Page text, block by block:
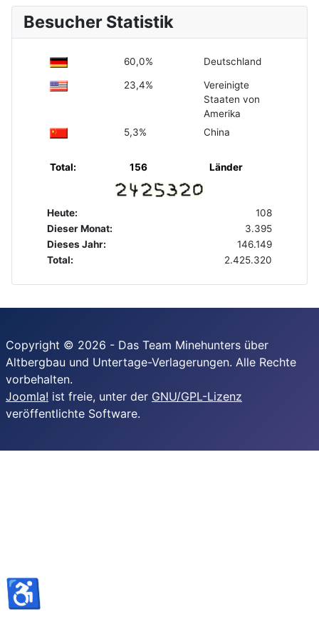
Besucher Statistik
60,0% Deutschland
23,4%
Vereinigte
Staaten von
Amerika
5,3%
China
Total: 156 Länder
Heute:
108
Dieser Monat:
3.395
Dieses Jahr:
146.149
Total:
2.425.320
Copyright © 2026 - Das Team Minehunters über
Altbergbau und Untertage-Verlagerungen. Alle Rechte
vorbehalten.
Joomla! ist freie, unter der GNU/GPL-Lizenz
veröffentlichte Software.